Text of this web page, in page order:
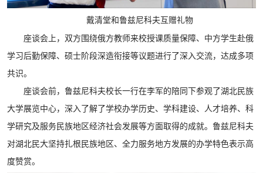
戴清堂和鲁兹尼科夫互赠礼物
座谈会上，双方围绕俄方教师来校授课质量保障、中方学生赴俄
学习后勤保障、硕士阶段深造衔接等议题进行了深入交流，达成多项
共识。
座谈会前，鲁兹尼科夫校长一行在李军的陪同下参观了湖北民族
大学展览中心，深入了解了学校办学历史、学科建设、人才培养、科
学研究及服务民族地区经济社会发展等方面取得的成就。鲁兹尼科夫
对湖北民大坚持扎根民族地区、全力服务地方发展的办学特色表示高
度赞赏。